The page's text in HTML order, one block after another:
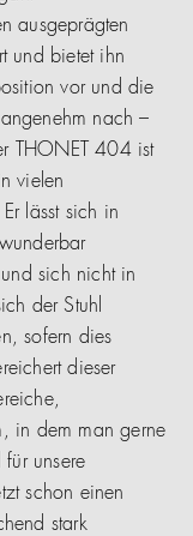
ausgeprägten
und bietet ihn
vor und die
nach –
THONET 404 ist
vielen
lässt sich in
sich nicht in
der Stuhl
sofern dies
dieser
in dem man gerne
unsere
schon einen
stark